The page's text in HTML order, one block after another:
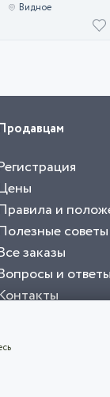
Видное
и
советы
заказы
и ответы
и торговые марки